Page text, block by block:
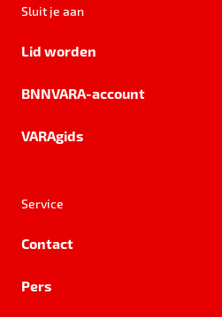
Sluit je aan
Lid worden
BNNVARA-account
VARAgids
Service
Contact
Pers